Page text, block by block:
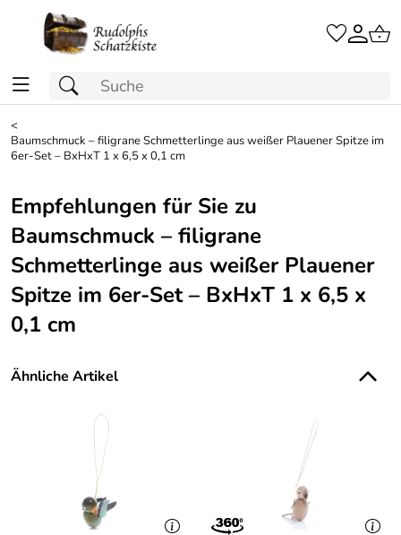
<
Baumschmuck – filigrane Schmetterlinge aus weißer Plauener Spitze im
6er-Set – BxHxT 1 x 6,5 x 0,1 cm
Empfehlungen für Sie zu
Baumschmuck – filigrane
Schmetterlinge aus weißer Plauener
Spitze im 6er-Set – BxHxT 1 x 6,5 x
0,1 cm
Ähnliche Artikel